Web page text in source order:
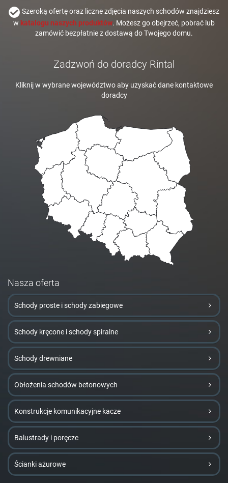
Szeroką ofertę oraz liczne zdjęcia naszych schodów znajdziesz
w katalogu naszych produktów. Możesz go obejrzeć, pobrać lub
zamówić bezpłatnie z dostawą do Twojego domu.
Zadzwoń do doradcy Rintal
Kliknij w wybrane województwo aby uzyskać dane kontaktowe
doradcy
Nasza oferta
Schody proste i schody zabiegowe
Schody kręcone i schody spiralne
Schody drewniane
Obłożenia schodów betonowych
Konstrukcje komunikacyjne kacze
Balustrady i poręcze
Ścianki ażurowe